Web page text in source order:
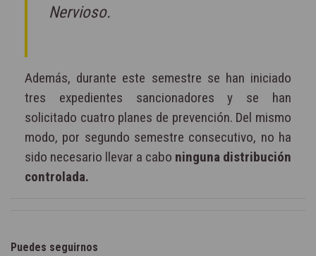
Nervioso.
Además, durante este semestre se han iniciado
tres expedientes sancionadores y se han
solicitado cuatro planes de prevención. Del mismo
modo, por segundo semestre consecutivo, no ha
sido necesario llevar a cabo ninguna distribución
controlada.
Puedes seguirnos